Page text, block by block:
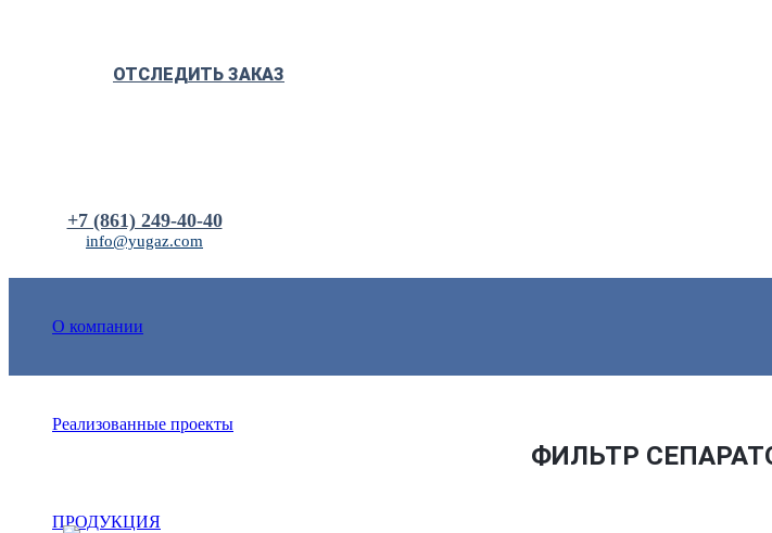
ОТСЛЕДИТЬ ЗАКАЗ
+7 (861) 249-40-40
info@yugaz.com
О компании
Реализованные проекты
ПРОДУКЦИЯ
ФИЛЬТР